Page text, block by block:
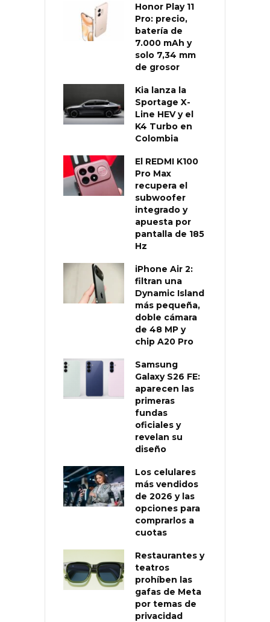
Honor Play 11
Pro: precio,
batería de
7.000 mAh y
solo 7,34 mm
de grosor
Kia lanza la
Sportage X-
Line HEV y el
K4 Turbo en
Colombia
El REDMI K100
Pro Max
recupera el
subwoofer
integrado y
apuesta por
pantalla de 185
Hz
iPhone Air 2:
filtran una
Dynamic Island
más pequeña,
doble cámara
de 48 MP y
chip A20 Pro
Samsung
Galaxy S26 FE:
aparecen las
primeras
fundas
oficiales y
revelan su
diseño
Los celulares
más vendidos
de 2026 y las
opciones para
comprarlos a
cuotas
Restaurantes y
teatros
prohíben las
gafas de Meta
por temas de
privacidad